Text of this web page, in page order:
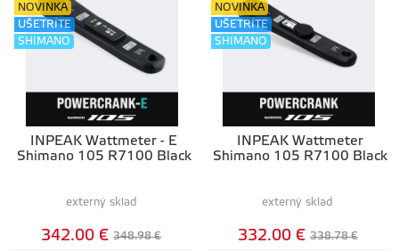
INPEAK Wattmeter - E
Shimano 105 R7100 Black
NOVINKA
UŠETRÍTE
SHIMANO
externý sklad
342.00 € 348.98 €
INPEAK Wattmeter
Shimano 105 R7100 Black
NOVINKA
UŠETRÍTE
SHIMANO
externý sklad
332.00 € 338.78 €